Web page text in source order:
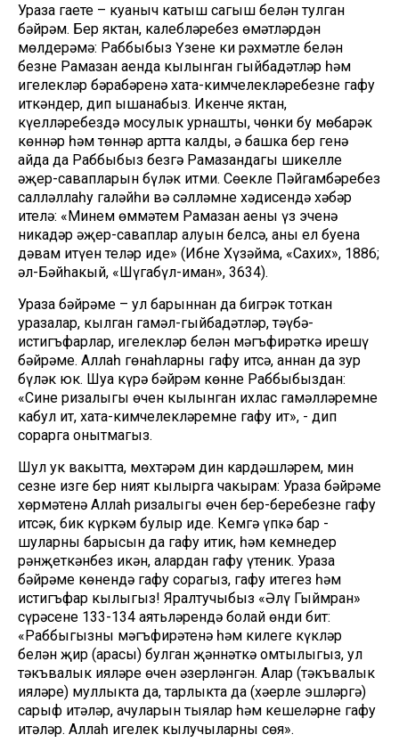
Ураза гаете – куаныч катыш сагыш белән тулган
бәйрәм. Бер яктан, калебләребез өмәтләрдән
мөлдерәмә: Раббыбыз Үзенең киң рәхмәтле белән
безне Рамазан аенда кылынган гыйбадәтләр һәм
игелекләр бәрабәренә хата-кимчелекләребезне гафу
иткәндер, дип ышанабыз. Икенче яктан,
күңелләребездә моңсулык урнашты, чөнки бу мөбарәк
көннәр һәм төннәр артта калды, ә башка бер генә
айда да Раббыбыз безгә Рамазандагы шикелле
әҗер-савапларын бүләк итми. Сөекле Пәйгамбәребез
салләллаһу галәйһи вә сәлләмнең хәдисендә хәбәр
ителә: «Минем өммәтем Рамазан аеның үз эченә
никадәр әҗер-саваплар алуын белсә, аның ел буена
дәвам итүен теләр иде» (Ибне Хүзәйма, «Сахих», 1886;
әл-Бәйһакый, «Шүгабүл-иман», 3634).
Ураза бәйрәме – ул барыннан да бигрәк тоткан
уразалар, кылган гамәл-гыйбадәтләр, тәүбә-
истигъфарлар, игелекләр белән мәгъфирәткә ирешү
бәйрәме. Аллаһ гөнаһларны гафу итсә, аннан да зур
бүләк юк. Шуңа күрә бәйрәм көнне Раббыбыздан:
«Синең ризалыгың өчен кылынган ихлас гамәлләремне
кабул ит, хата-кимчелекләремне гафу ит», - дип
сорарга онытмагыз.
Шул ук вакытта, мөхтәрәм дин кардәшләрем, мин
сезне изге бер ният кылырга чакырам: Ураза бәйрәме
хөрмәтенә Аллаһ ризалыгы өчен бер-беребезне гафу
итсәк, бик күркәм булыр иде. Кемгә үпкә бар -
шуларның барысын да гафу итик, һәм кемнедер
рәнҗеткәнбез икән, алардан гафу үтеник. Ураза
бәйрәме көнендә гафу сорагыз, гафу итегез һәм
истигъфар кылыгыз! Яралтучыбыз «Әлү Гыймран»
сүрәсенең 133-134 аятьләрендә болай өнди бит:
«Раббыгызның мәгъфирәтенә һәм киңлеге күкләр
белән җир (арасы) булган җәннәткә омтылыгыз, ул
тәкъвалык ияләре өчен әзерләнгән. Алар (тәкъвалык
ияләре) муллыкта да, тарлыкта да (хәерле эшләргә)
сарыф итәләр, ачуларын тыялар һәм кешеләрне гафу
итәләр. Аллаһ игелек кылучыларны сөя».